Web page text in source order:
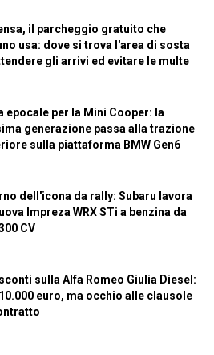
il parcheggio gratuito che
usa: dove si trova l'area di sosta
gli arrivi ed evitare le multe
epocale per la Mini Cooper: la
generazione passa alla trazione
sulla piattaforma BMW Gen6
dell'icona da rally: Subaru lavora
Impreza WRX STi a benzina da
CV
sulla Alfa Romeo Giulia Diesel:
euro, ma occhio alle clausole